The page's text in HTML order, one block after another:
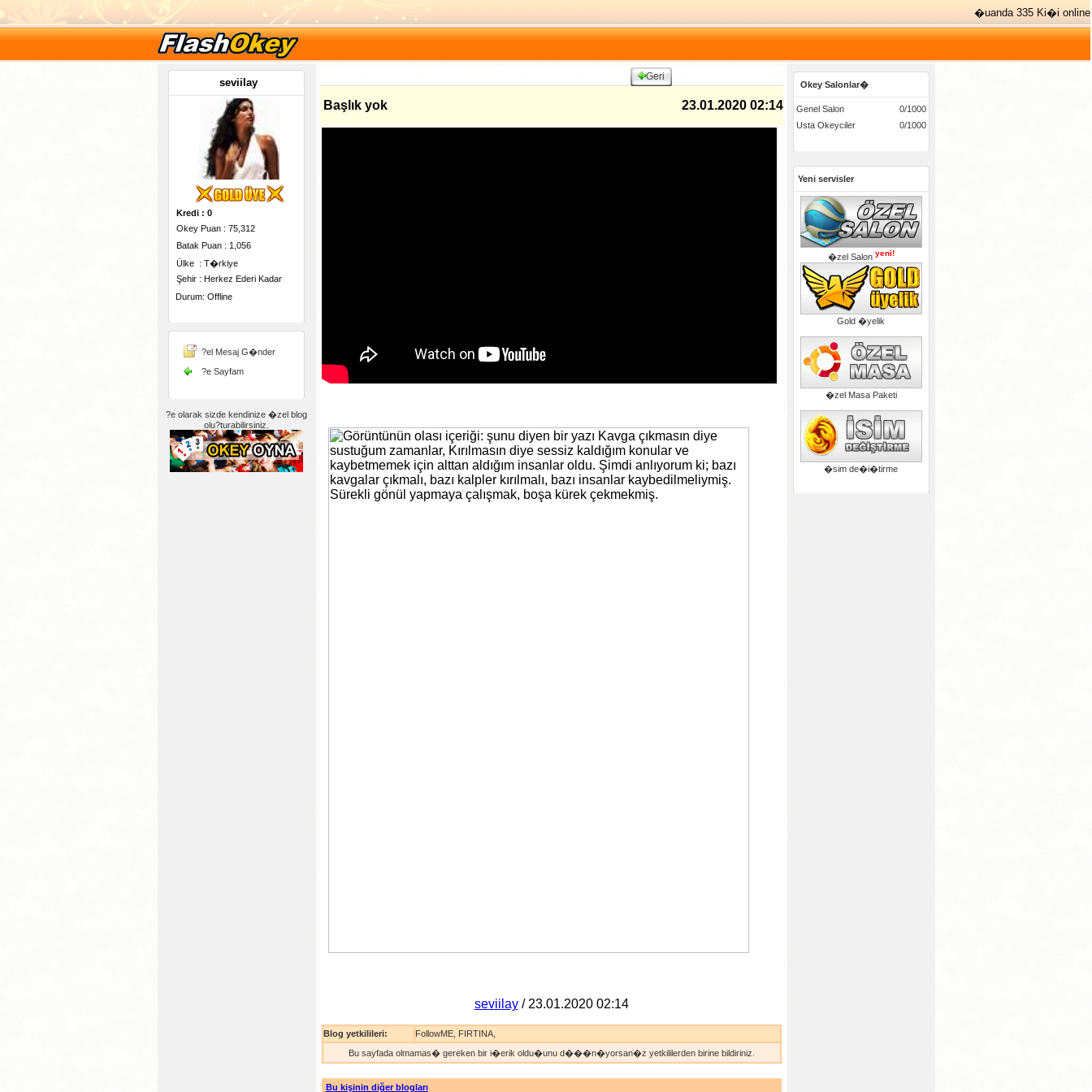
�uanda 335 Ki�i online
seviilay
Kredi : 0
Okey Puan : 75,312
Batak Puan : 1,056
Ülke : T�rkiye
Şehir : Herkez Ederi Kadar
Durum: Offline
?el Mesaj G�nder
?e Sayfam
?e olarak sizde kendinize �zel blog
olu?turabilirsiniz.
Geri
Başlık yok 23.01.2020 02:14
seviilay/ 23.01.2020 02:14
Blog yetkilileri: FollowME, FIRTINA,
Bu sayfada olmamas� gereken bir i�erik oldu�unu d���n�yorsan�z yetkililerden birine bildiriniz.
Bu kişinin diğer blogları
Okey Salonlar�
Genel Salon
0/1000
Usta Okeyciler
0/1000
Yeni servisler
�zel Salon yeni!
Gold �yelik
�zel Masa Paketi
�sim de�i�tirme